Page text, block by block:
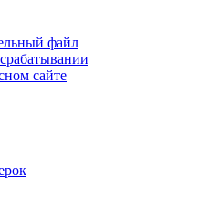
файл
сайте